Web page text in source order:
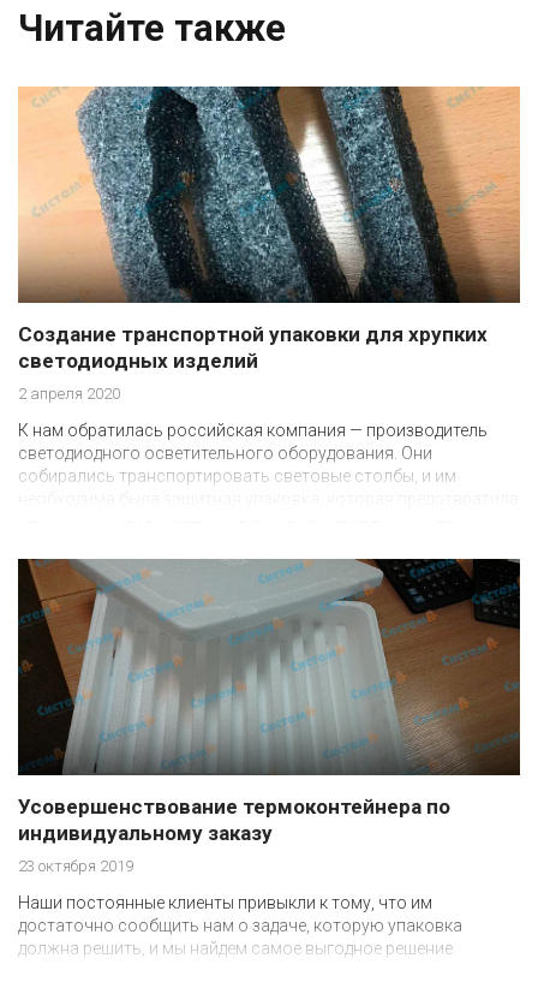
Читайте также
Создание транспортной упаковки для хрупких
светодиодных изделий
2 апреля 2020
К нам обратилась российская компания — производитель
светодиодного осветительного оборудования. Они
собирались транспортировать световые столбы, и им
адаптировали его под наше оборудование с ЧПУ.
Усовершенствование термоконтейнера по
индивидуальному заказу
23 октября 2019
Наши постоянные клиенты привыкли к тому, что им
достаточно сообщить нам о задаче, которую упаковка
должна решить, и мы найдем самое выгодное решение.